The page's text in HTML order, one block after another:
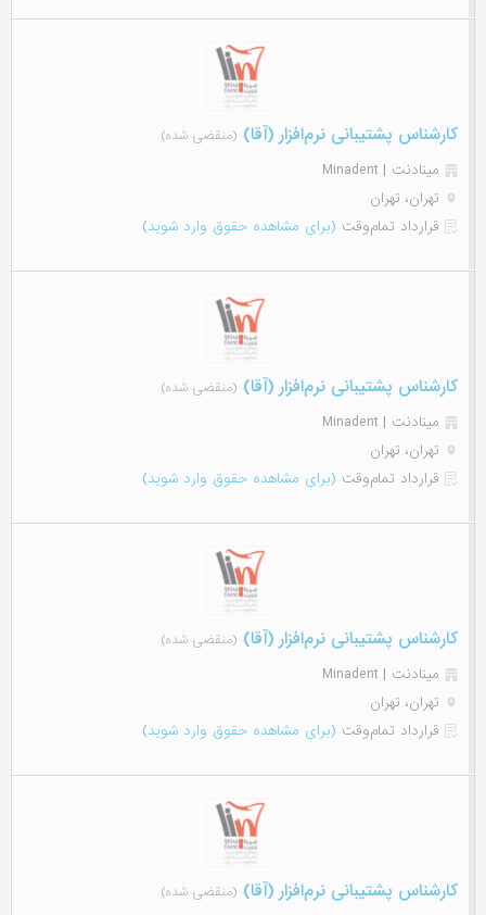
کارشناس پشتیبانی نرم‌افزار (آقا) (منقضی شده)
مینادنت | Minadent
تهران، تهران
قرارداد تمام‌وقت (برای مشاهده حقوق وارد شوید)
کارشناس پشتیبانی نرم‌افزار (آقا) (منقضی شده)
مینادنت | Minadent
تهران، تهران
قرارداد تمام‌وقت (برای مشاهده حقوق وارد شوید)
کارشناس پشتیبانی نرم‌افزار (آقا) (منقضی شده)
مینادنت | Minadent
تهران، تهران
قرارداد تمام‌وقت (برای مشاهده حقوق وارد شوید)
کارشناس پشتیبانی نرم‌افزار (آقا) (منقضی شده)